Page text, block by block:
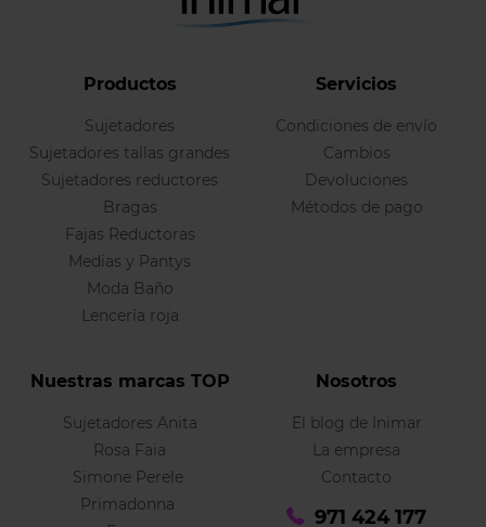
Productos
Sujetadores
Sujetadores tallas grandes
Sujetadores reductores
Bragas
Fajas Reductoras
Medias y Pantys
Moda Baño
Lencería roja
Servicios
Condiciones de envío
Cambios
Devoluciones
Métodos de pago
Nuestras marcas TOP
Sujetadores Anita
Rosa Faia
Simone Perele
Primadonna
Nosotros
El blog de Inimar
La empresa
Contacto
971 424 177